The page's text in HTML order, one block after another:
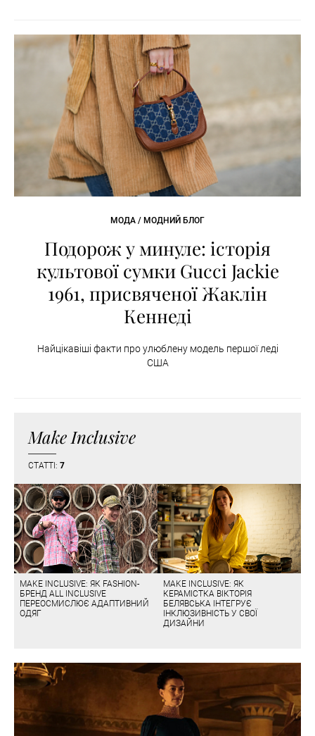
МОДА / МОДНИЙ БЛОГ
Подорож у минуле: історія
культової сумки Gucci Jackie
1961, присвяченої Жаклін
Кеннеді
Найцікавіші факти про улюблену модель першої леді
США
Make Inclusive
СТАТТІ: 7
MAKE INCLUSIVE: ЯК FASHION-
БРЕНД ALL INCLUSIVE
ПЕРЕОСМИСЛЮЄ АДАПТИВНИЙ
ОДЯГ
MAKE INCLUSIVE: ЯК
КЕРАМІСТКА ВІКТОРІЯ
БЕЛЯВСЬКА ІНТЕГРУЄ
ІНКЛЮЗИВНІСТЬ У СВОЇ
ДИЗАЙНИ